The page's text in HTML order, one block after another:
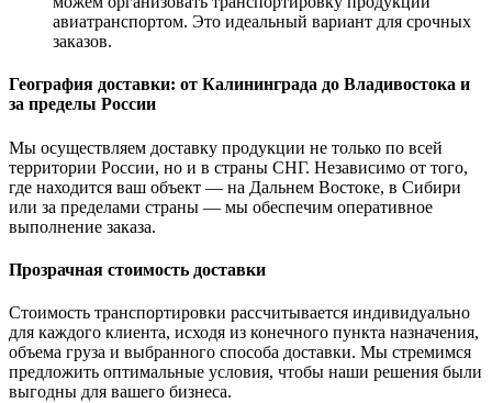
авиатранспортом. Это идеальный вариант для срочных
заказов.
География доставки: от Калининграда до Владивостока и
за пределы России
Мы осуществляем доставку продукции не только по всей
территории России, но и в страны СНГ. Независимо от того,
где находится ваш объект — на Дальнем Востоке, в Сибири
или за пределами страны — мы обеспечим оперативное
выполнение заказа.
Прозрачная стоимость доставки
Стоимость транспортировки рассчитывается индивидуально
для каждого клиента, исходя из конечного пункта назначения,
объема груза и выбранного способа доставки. Мы стремимся
предложить оптимальные условия, чтобы наши решения были
выгодны для вашего бизнеса.